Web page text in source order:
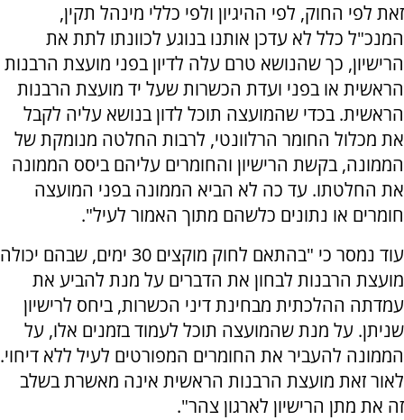
זאת לפי החוק, לפי ההיגיון ולפי כללי מינהל תקין,
המנכ"ל כלל לא עדכן אותנו בנוגע לכוונתו לתת את
הרישיון, כך שהנושא טרם עלה לדיון בפני מועצת הרבנות
הראשית או בפני ועדת הכשרות שעל יד מועצת הרבנות
הראשית. בכדי שהמועצה תוכל לדון בנושא עליה לקבל
את מכלול החומר הרלוונטי, לרבות החלטה מנומקת של
הממונה, בקשת הרישיון והחומרים עליהם ביסס הממונה
את החלטתו. עד כה לא הביא הממונה בפני המועצה
חומרים או נתונים כלשהם מתוך האמור לעיל".
עוד נמסר כי "בהתאם לחוק מוקצים 30 ימים, שבהם יכולה
מועצת הרבנות לבחון את הדברים על מנת להביע את
עמדתה ההלכתית מבחינת דיני הכשרות, ביחס לרישיון
שניתן. על מנת שהמועצה תוכל לעמוד בזמנים אלו, על
הממונה להעביר את החומרים המפורטים לעיל ללא דיחוי.
לאור זאת מועצת הרבנות הראשית אינה מאשרת בשלב
זה את מתן הרישיון לארגון צהר".